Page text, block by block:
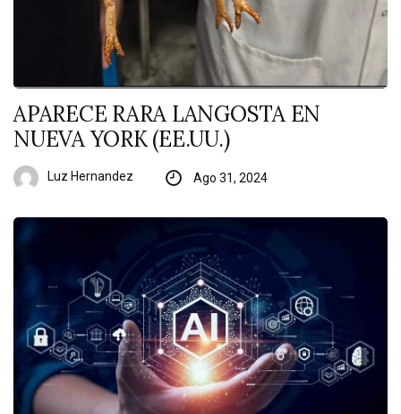
APARECE RARA LANGOSTA EN
NUEVA YORK (EE.UU.)
Luz Hernandez Ago 31, 2024